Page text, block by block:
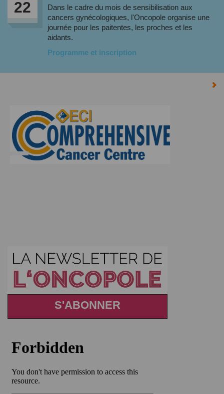
22
Dans le cadre du mois de sensibilisation aux
cancers gynécologiques, l'Oncopole organise une
journée pour les paitentes, les proches et les
aidants.
Programme et inscription
S'ABONNER